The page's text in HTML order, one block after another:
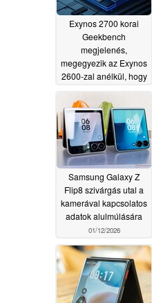
Exynos 2700 korai
Geekbench
megjelenés,
megegyezik az Exynos
2600-zal anélkül, hogy
04/09/2026
Samsung Galaxy Z
Flip8 szivárgás utal a
kamerával kapcsolatos
adatok alulmúlására
01/12/2026